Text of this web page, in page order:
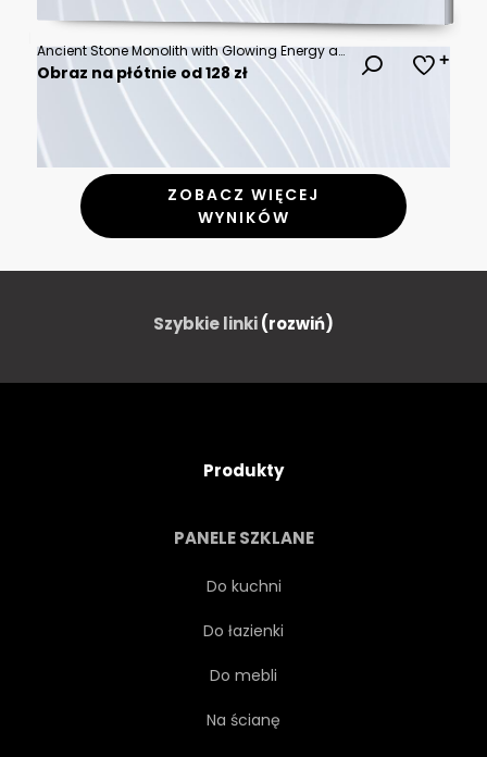
Ancient Stone Monolith with Glowing Energy and Lone Figure
Obraz na płótnie od 128 zł
ZOBACZ WIĘCEJ
WYNIKÓW
Szybkie linki(rozwiń)
Produkty
PANELE SZKLANE
Do kuchni
Do łazienki
Do mebli
Na ścianę